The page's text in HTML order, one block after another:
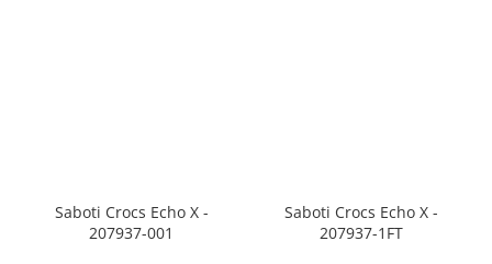
Saboti Crocs Echo X -
207937-001
Saboti Crocs Echo X -
207937-1FT